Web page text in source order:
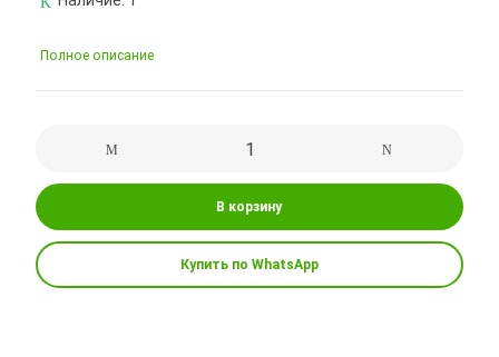
Полное описание
В корзину
Купить по WhatsApp